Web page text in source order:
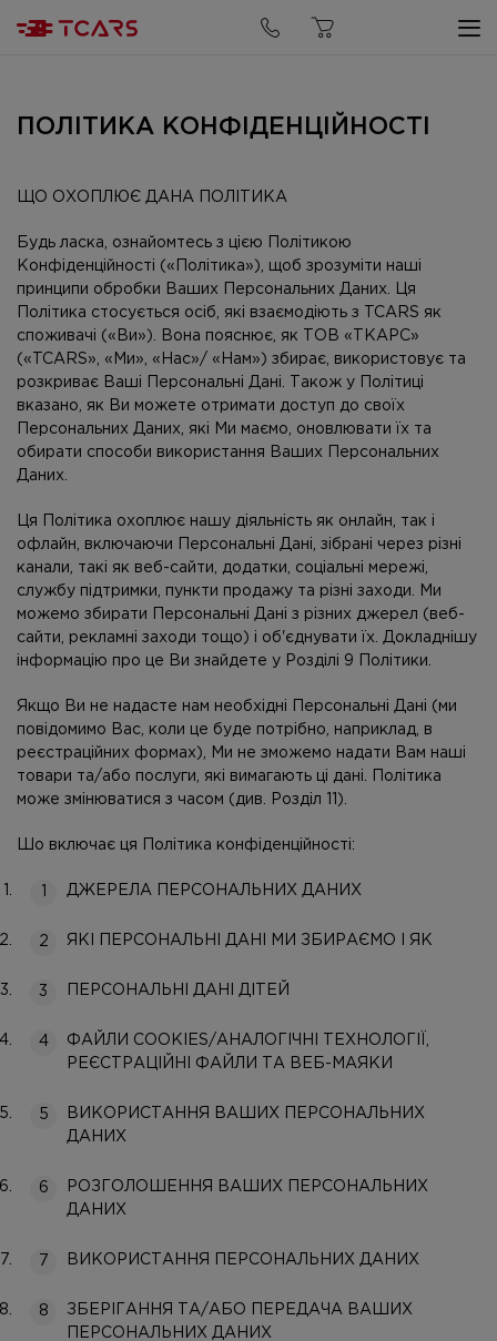
ПОЛІТИКА КОНФІДЕНЦІЙНОСТІ
ЩО ОХОПЛЮЄ ДАНА ПОЛІТИКА
Будь ласка, ознайомтесь з цією Політикою
Конфіденційності («Політика»), щоб зрозуміти наші
принципи обробки Ваших Персональних Даних. Ця
Політика стосується осіб, які взаємодіють з TCARS як
споживачі («Ви»). Вона пояснює, як ТОВ «ТКАРС»
(«TCARS», «Ми», «Нас»/ «Нам») збирає, використовує та
розкриває Ваші Персональні Дані. Також у Політиці
вказано, як Ви можете отримати доступ до своїх
Персональних Даних, які Ми маємо, оновлювати їх та
обирати способи використання Ваших Персональних
Даних.
Ця Політика охоплює нашу діяльність як онлайн, так і
офлайн, включаючи Персональні Дані, зібрані через різні
канали, такі як веб-сайти, додатки, соціальні мережі,
службу підтримки, пункти продажу та різні заходи. Ми
можемо збирати Персональні Дані з різних джерел (веб-
сайти, рекламні заходи тощо) і об'єднувати їх. Докладнішу
інформацію про це Ви знайдете у Розділі 9 Політики.
Якщо Ви не надасте нам необхідні Персональні Дані (ми
повідомимо Вас, коли це буде потрібно, наприклад, в
реєстраційних формах), Ми не зможемо надати Вам наші
товари та/або послуги, які вимагають ці дані. Політика
може змінюватися з часом (див. Розділ 11).
Шо включає ця Політика конфіденційності:
ДЖЕРЕЛА ПЕРСОНАЛЬНИХ ДАНИХ
ЯКІ ПЕРСОНАЛЬНІ ДАНІ МИ ЗБИРАЄМО І ЯК
ПЕРСОНАЛЬНІ ДАНІ ДІТЕЙ
ФАЙЛИ COOKIES/АНАЛОГІЧНІ ТЕХНОЛОГІЇ,
РЕЄСТРАЦІЙНІ ФАЙЛИ ТА ВЕБ-МАЯКИ
ВИКОРИСТАННЯ ВАШИХ ПЕРСОНАЛЬНИХ
ДАНИХ
РОЗГОЛОШЕННЯ ВАШИХ ПЕРСОНАЛЬНИХ
ДАНИХ
ВИКОРИСТАННЯ ПЕРСОНАЛЬНИХ ДАНИХ
ЗБЕРІГАННЯ ТА/АБО ПЕРЕДАЧА ВАШИХ
ПЕРСОНАЛЬНИХ ДАНИХ